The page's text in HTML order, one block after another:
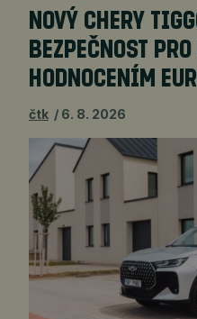
NOVÝ CHERY
BEZPEČNOST
HODNOCENÍM
čtk 6. 8. 2026